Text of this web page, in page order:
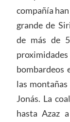
compañía
grande de
de más de
bombardeos
las
Jonás. La
hasta Azaz